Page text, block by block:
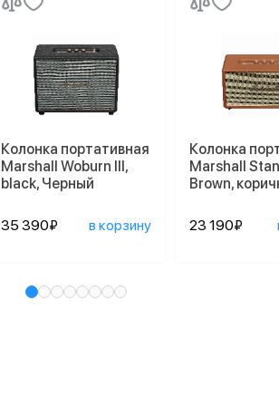
Колонка портативная
Marshall Woburn III,
black, Черный
35 390₽ в корзину
Колонка
Marshall
Brown,
23 190₽